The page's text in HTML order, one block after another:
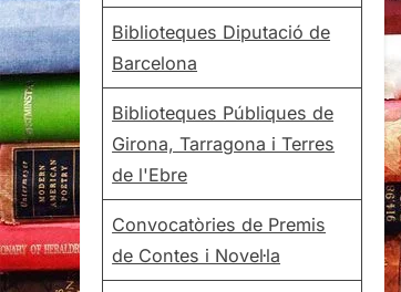
Biblioteques Diputació de
Barcelona
Biblioteques Públiques de
Girona, Tarragona i Terres
de l'Ebre
Convocatòries de Premis
de Contes i Novel·la